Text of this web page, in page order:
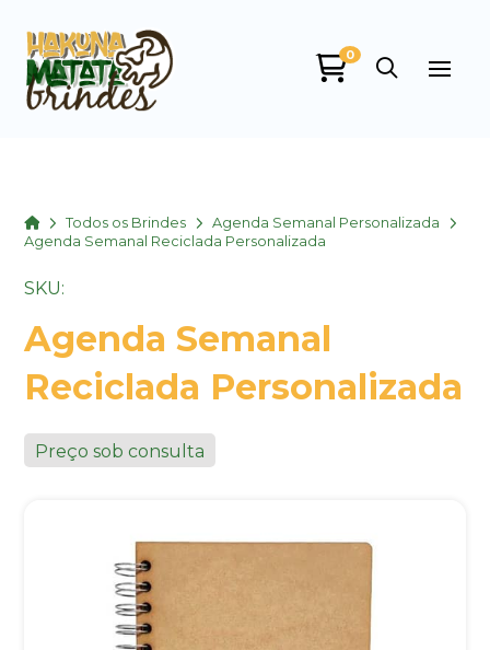
0
HomeTodos os Brindes
Agenda Semanal Personalizada
Agenda Semanal Reciclada Personalizada
SKU:
Agenda Semanal
Reciclada Personalizada
Preço sob consulta